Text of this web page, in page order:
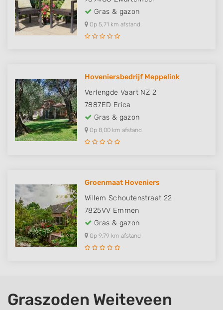
Gras & gazon
Op 5,71 km afstand
Hoveniersbedrijf Meppelink
Verlengde Vaart NZ 2
7887ED Erica
Gras & gazon
Op 8,00 km afstand
Groenmaat Hoveniers
Willem Schoutenstraat 22
7825VV Emmen
Gras & gazon
Op 9,79 km afstand
Graszoden Weiteveen